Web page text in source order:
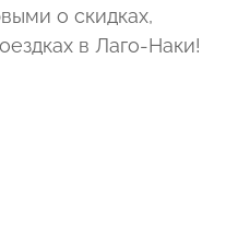
о скидках,
в Лаго-Наки!